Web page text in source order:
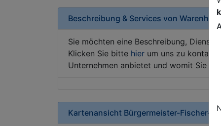
Beschreibung & Services von
Sie möchten eine Beschreibung,
Klicken Sie bitte hier um uns zu
Unternehmen anbietet und womit Sie
Kartenansicht Bürgermeister-Fischer-